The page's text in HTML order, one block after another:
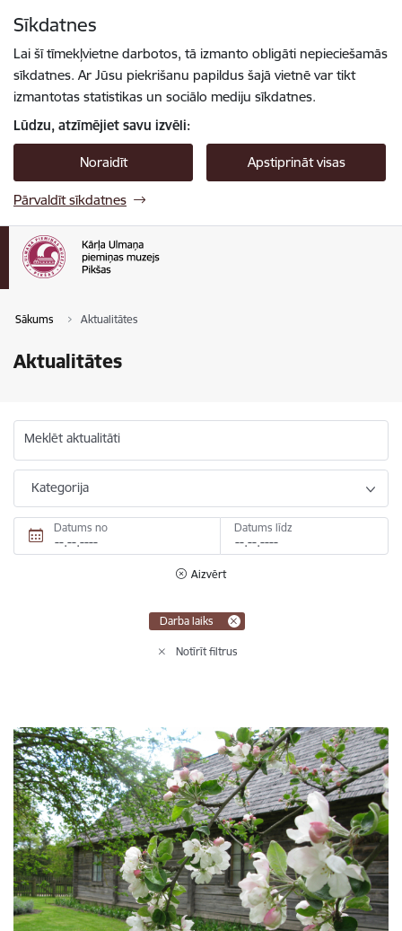
Sīkdatnes
Lai šī tīmekļvietne darbotos, tā izmanto obligāti nepieciešamās
sīkdatnes. Ar Jūsu piekrišanu papildus šajā vietnē var tikt
izmantotas statistikas un sociālo mediju sīkdatnes.
Lūdzu, atzīmējiet savu izvēli:
Noraidīt Apstiprināt visas
Pārvaldīt sīkdatnes
Sākums Aktualitātes
Aktualitātes
Meklēt aktualitāti
Kategorija
Datums no Datums līdz
Aizvērt
Darba laiks
Notīrīt filtrus